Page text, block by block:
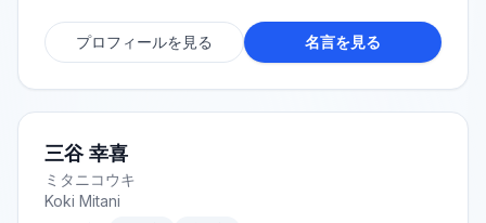
プロフィールを見る 名言を見る
三谷 幸喜
ミタニコウキ
Koki Mitani